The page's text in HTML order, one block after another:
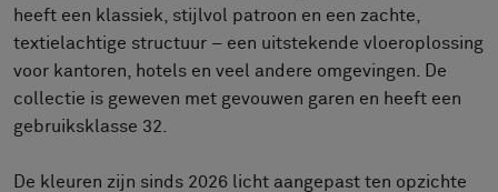
Onderhoud
Samenwerkingen met Designers
Over ons
heeft een klassiek, stijlvol patroon en een zachte,
textielachtige structuur – een uitstekende vloeroplossing
voor kantoren, hotels en veel andere omgevingen. De
collectie is geweven met gevouwen garen en heeft een
gebruiksklasse 32.
De kleuren zijn sinds 2026 licht aangepast ten opzichte